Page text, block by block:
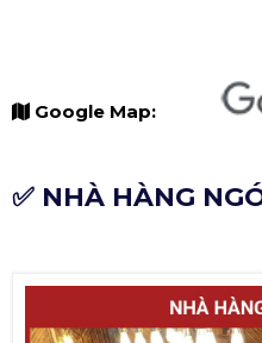
Google Map:
✅ NHÀ HÀNG